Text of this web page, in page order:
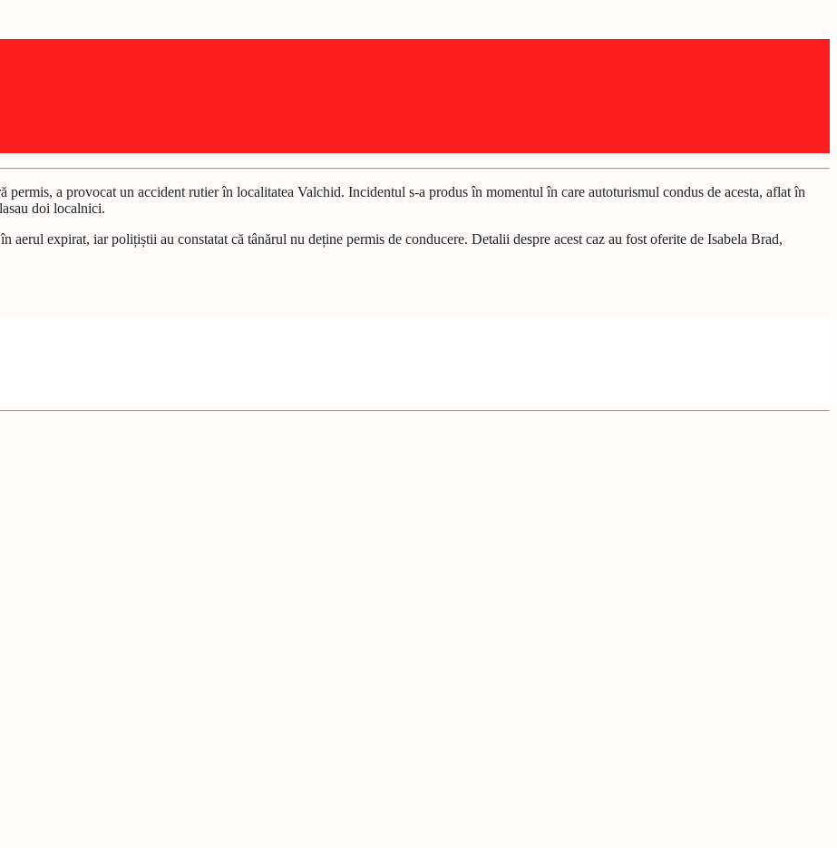
a provocat un accident rutier în localitatea Valchid. Incidentul s-a produs în momentul în care autoturismul condus de acesta, aflat în
doi localnici.
aerul expirat, iar polițiștii au constatat că tânărul nu deține permis de conducere. Detalii despre acest caz au fost oferite de Isabela Brad,